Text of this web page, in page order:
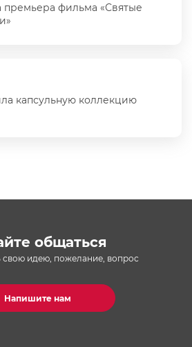
фильма «Святые
капсульную коллекцию
общаться
свою идею, пожелание, вопрос
Напишите нам